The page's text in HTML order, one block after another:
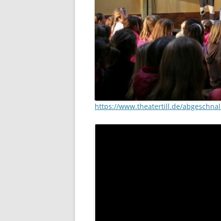
https://www.theatertill.de/